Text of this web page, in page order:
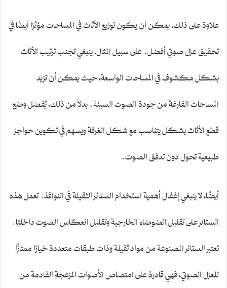
علاوة على ذلك، يمكن أن يكون توزيع الأثاث في المساحات مؤثرًا أيضًا في
تحقيق عزل صوتي أفضل. على سبيل المثال، ينبغي تجنب ترتيب الأثاث
بشكل مكشوف في المساحات الواسعة، حيث يمكن أن تزيد
المساحات الفارغة من جودة الصوت السيئة. بدلاً من ذلك، يُفضل وضع
قطع الأثاث بشكل يتناسب مع شكل الغرفة ويسهم في تكوين حواجز
طبيعية تحول دون تدفق الصوت.
أيضًا، لا ينبغي إغفال أهمية استخدام الستائر الثقيلة في النوافذ. تعمل هذه
الستائر على تقليل الضوضاء الخارجية وتقليل انعكاس الصوت داخليًا.
تعتبر الستائر المصنوعة من مواد ثقيلة وذات طبقات متعددة خيارًا ممتازًا
للعزل الصوتي، فهي قادرة على امتصاص الأصوات المزعجة القادمة من